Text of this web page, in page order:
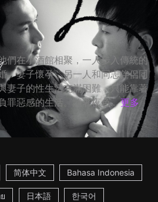
們在小酒館相聚，一人步入傳統的
、妻子懷孕，另一人和同志伴侶同
妻子的性生活充滿困難，只能靠著
罪惡感的生活。隨著夜色... 更多
简体中文 Bahasa Indonesia
日本語 한국어